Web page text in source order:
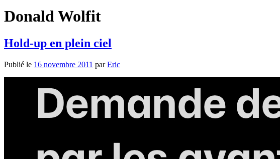
Donald Wolfit
Hold-up en plein ciel
Publié le 16 novembre 2011 parEric